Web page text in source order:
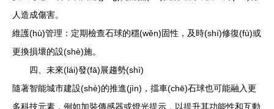
人造成傷害。
維護(hù)管理：定期檢查石球的穩(wěn)固性，及時(shí)修復(fù)或
更換損壞的設(shè)施。
四、未來(lái)發(fā)展趨勢(shì)
隨著智能城市建設(shè)的推進(jìn)，擋車(chē)石球也可能融入更
多科技元素，例如加裝傳感器或燈光提示，以提升其功能性和互動